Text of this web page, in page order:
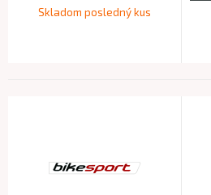
Skladom posledný kus